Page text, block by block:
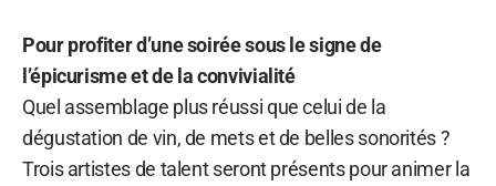
Pour profiter d’une soirée sous le signe de
l’épicurisme et de la convivialité
Quel assemblage plus réussi que celui de la
dégustation de vin, de mets et de belles sonorités ?
Trois artistes de talent seront présents pour animer la